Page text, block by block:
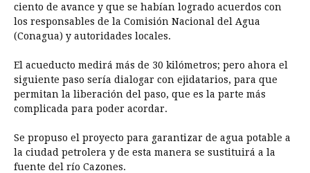
ciento de avance y que se habían logrado acuerdos con
los responsables de la Comisión Nacional del Agua
(Conagua) y autoridades locales.
El acueducto medirá más de 30 kilómetros; pero ahora el
siguiente paso sería dialogar con ejidatarios, para que
permitan la liberación del paso, que es la parte más
complicada para poder acordar.
Se propuso el proyecto para garantizar de agua potable a
la ciudad petrolera y de esta manera se sustituirá a la
fuente del río Cazones.